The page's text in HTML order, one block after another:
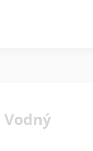
Vodný